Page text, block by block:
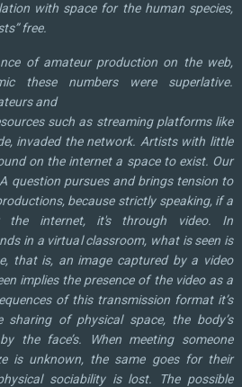
with space for the human species,
free.
of amateur production on the web,
these numbers were superlative.
and
such as streaming platforms like
invaded the network. Artists with little
on the internet a space to exist. Our
question pursues and brings tension to
because strictly speaking, if a
the internet, it's through video. In
in a virtual classroom, what is seen is
that is, an image captured by a video
implies the presence of the video as a
of this transmission format it’s
of physical space, the body’s
the face’s. When meeting someone
is unknown, the same goes for their
sociability is lost. The possible